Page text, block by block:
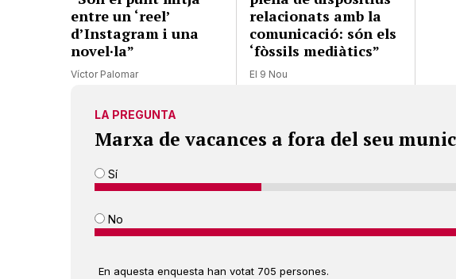
entre un ‘reel’
d’Instagram i una
novel·la”
Víctor Palomar
relacionats amb la
comunicació: són els
‘fòssils mediàtics”
El 9 Nou
LA PREGUNTA
Marxa de vacances a fora del seu
Sí
No
En aquesta enquesta han votat 705 persones.